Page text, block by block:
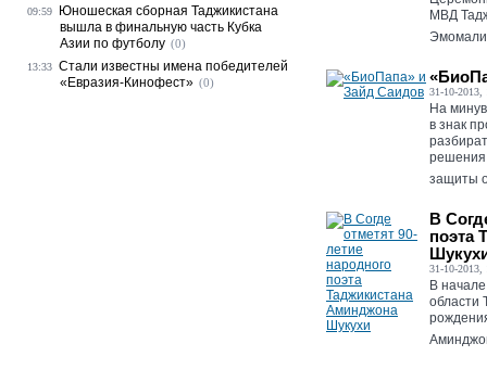
МВД
31-10-2013,
На
в знак
решения
защиты
В
поэта
31-10-2013,
В
области
09:59
Юношеская сборная Таджикистана
вышла в финальную часть Кубка
Азии по футболу (0)
13:33 Стали известны имена победителей
«Евразия-Кинофест» (0)